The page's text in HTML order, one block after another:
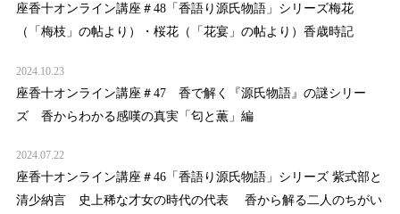
座香十オンライン講座＃48「香語り源氏物語」シリーズ梅花
（「梅枝」の帖より）・桜花（「花宴」の帖より）香歳時記
2024.10.23
座香十オンライン講座＃47 香で解く『源氏物語』の謎シリー
ズ 香からわかる感嘆の真実「匂と薫」編
2024.07.22
座香十オンライン講座＃46「香語り源氏物語」シリーズ 紫式部と
清少納言 史上稀な才女の時代の代表 香から解る二人のちがい